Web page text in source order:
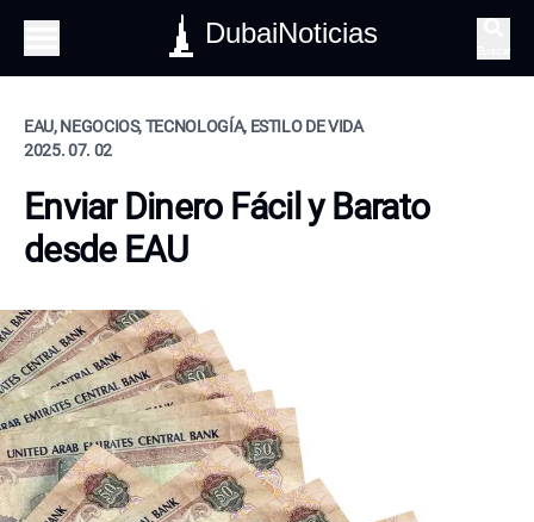
DubaiNoticias
EAU, NEGOCIOS, TECNOLOGÍA, ESTILO DE VIDA
2025. 07. 02
Enviar Dinero Fácil y Barato
desde EAU